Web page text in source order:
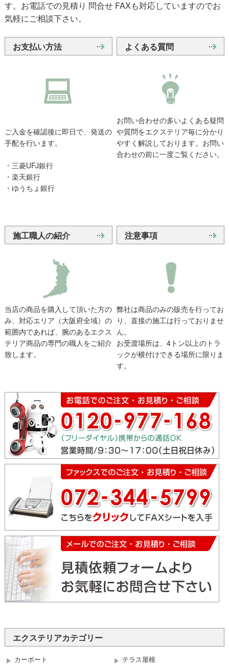
す。お電話での見積り 問合せ FAXも対応していますのでお
気軽にご相談下さい。
お支払い方法
ご入金を確認後に即日で、発送の
手配を行います。
・三菱UFJ銀行
・楽天銀行
・ゆうちょ銀行
よくある質問
お問い合わせの多いよくある疑問
や質問をエクステリア毎に分かり
やすく解説しております。お問い
合わせの前に一度ご覧ください。
施工職人の紹介
当店の商品を購入して頂いた方の
み、対応エリア（大阪府全域）の
範囲内であれば、腕のあるエクス
テリア商品の専門の職人をご紹介
致します。
注意事項
弊社は商品のみの販売を行ってお
り、直接の施工は行っておりませ
ん。
お受渡場所は、4トン以上のトラ
ックが横付けできる場所に限りま
す。
エクステリアカテゴリー
カーポート
テラス屋根